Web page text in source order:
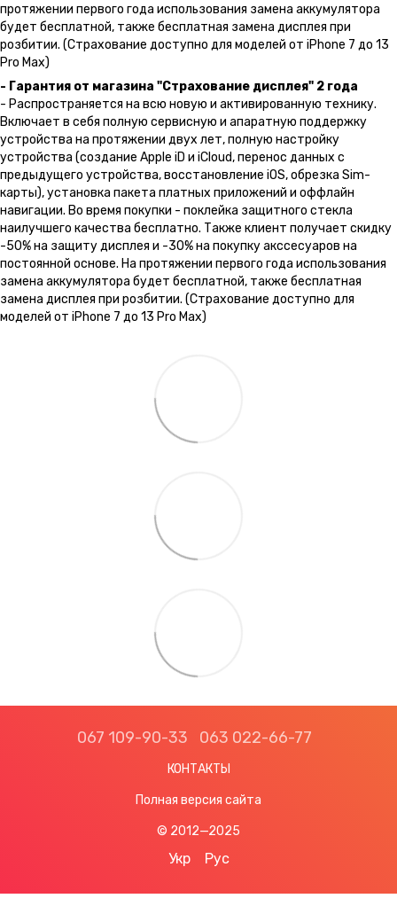
протяжении первого года использования замена аккумулятора
будет бесплатной, также бесплатная замена дисплея при
розбитии. (Страхование доступно для моделей от iPhone 7 до 13
Pro Max)
- Гарантия от магазина "Страхование дисплея" 2 года
- Распространяется на всю новую и активированную технику.
Включает в себя полную сервисную и апаратную поддержку
устройства на протяжении двух лет, полную настройку
устройства (создание Apple iD и iCloud, перенос данных с
предыдущего устройства, восстановление iOS, обрезка Sim-
карты), установка пакета платных приложений и оффлайн
навигации. Во время покупки - поклейка защитного стекла
наилучшего качества бесплатно. Также клиент получает скидку
-50% на защиту дисплея и -30% на покупку акссесуаров на
постоянной основе. На протяжении первого года использования
замена аккумулятора будет бесплатной, также бесплатная
замена дисплея при розбитии. (Страхование доступно для
моделей от iPhone 7 до 13 Pro Max)
067 109-90-33 063 022-66-77
КОНТАКТЫ
Полная версия сайта
© 2012—2025
Укр Рус